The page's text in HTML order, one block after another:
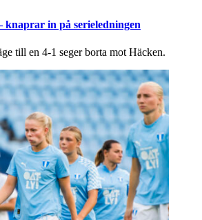
knaprar in på serieledningen
till en 4-1 seger borta mot Häcken.